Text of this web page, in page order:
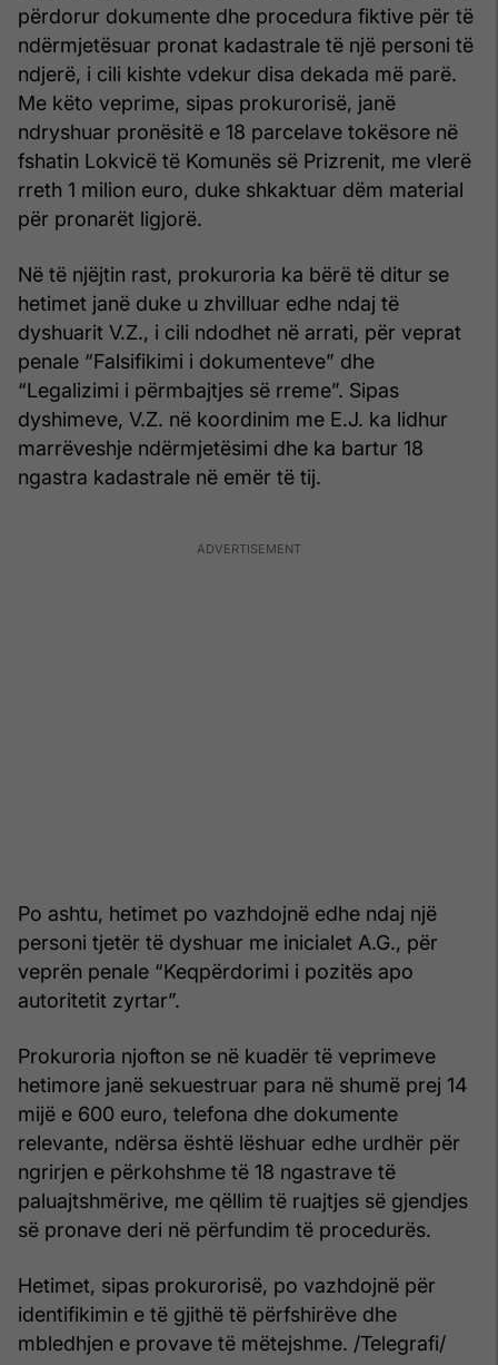
përdorur dokumente dhe procedura fiktive për të
ndërmjetësuar pronat kadastrale të një personi të
ndjerë, i cili kishte vdekur disa dekada më parë.
Me këto veprime, sipas prokurorisë, janë
ndryshuar pronësitë e 18 parcelave tokësore në
fshatin Lokvicë të Komunës së Prizrenit, me vlerë
rreth 1 milion euro, duke shkaktuar dëm material
për pronarët ligjorë.
Në të njëjtin rast, prokuroria ka bërë të ditur se
hetimet janë duke u zhvilluar edhe ndaj të
dyshuarit V.Z., i cili ndodhet në arrati, për veprat
penale “Falsifikimi i dokumenteve” dhe
“Legalizimi i përmbajtjes së rreme”. Sipas
dyshimeve, V.Z. në koordinim me E.J. ka lidhur
marrëveshje ndërmjetësimi dhe ka bartur 18
ngastra kadastrale në emër të tij.
Po ashtu, hetimet po vazhdojnë edhe ndaj një
personi tjetër të dyshuar me inicialet A.G., për
veprën penale “Keqpërdorimi i pozitës apo
autoritetit zyrtar”.
Prokuroria njofton se në kuadër të veprimeve
hetimore janë sekuestruar para në shumë prej 14
mijë e 600 euro, telefona dhe dokumente
relevante, ndërsa është lëshuar edhe urdhër për
ngrirjen e përkohshme të 18 ngastrave të
paluajtshmërive, me qëllim të ruajtjes së gjendjes
së pronave deri në përfundim të procedurës.
Hetimet, sipas prokurorisë, po vazhdojnë për
identifikimin e të gjithë të përfshirëve dhe
mbledhjen e provave të mëtejshme. /Telegrafi/